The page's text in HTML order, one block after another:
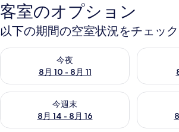
客室のオプション
以下の期間の空室状況をチェック
今夜
8月 10 - 8月 11
今夜 8月 10 - 8月 11 の空室状況をチェック
明日 8月
今週末
8月 14 - 8月 16
今週末 8月 14 - 8月 16 の空室状況をチェッ
来週末 8